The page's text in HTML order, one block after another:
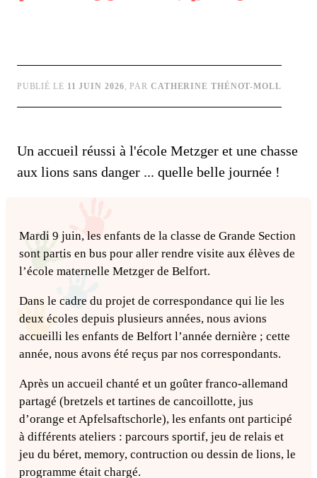
PUBLIÉ LE 11 JUIN 2026, PAR CATHERINE THÉNOT-MOLL
Un accueil réussi à l'école Metzger et une chasse
aux lions sans danger ... quelle belle journée !
Mardi 9 juin, les enfants de la classe de Grande Section
sont partis en bus pour aller rendre visite aux élèves de
l’école maternelle Metzger de Belfort.
Dans le cadre du projet de correspondance qui lie les
deux écoles depuis plusieurs années, nous avions
accueilli les enfants de Belfort l’année dernière ; cette
année, nous avons été reçus par nos correspondants.
Après un accueil chanté et un goûter franco-allemand
partagé (bretzels et tartines de cancoillotte, jus
d’orange et Apfelsaftschorle), les enfants ont participé
à différents ateliers : parcours sportif, jeu de relais et
jeu du béret, memory, contruction ou dessin de lions, le
programme était chargé.